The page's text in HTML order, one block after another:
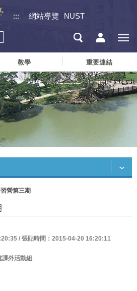
::: 網站導覽 NUST
教學 重要連結
營第三期
/ 張貼時間：2015-04-20 16:20:11
課外活動組